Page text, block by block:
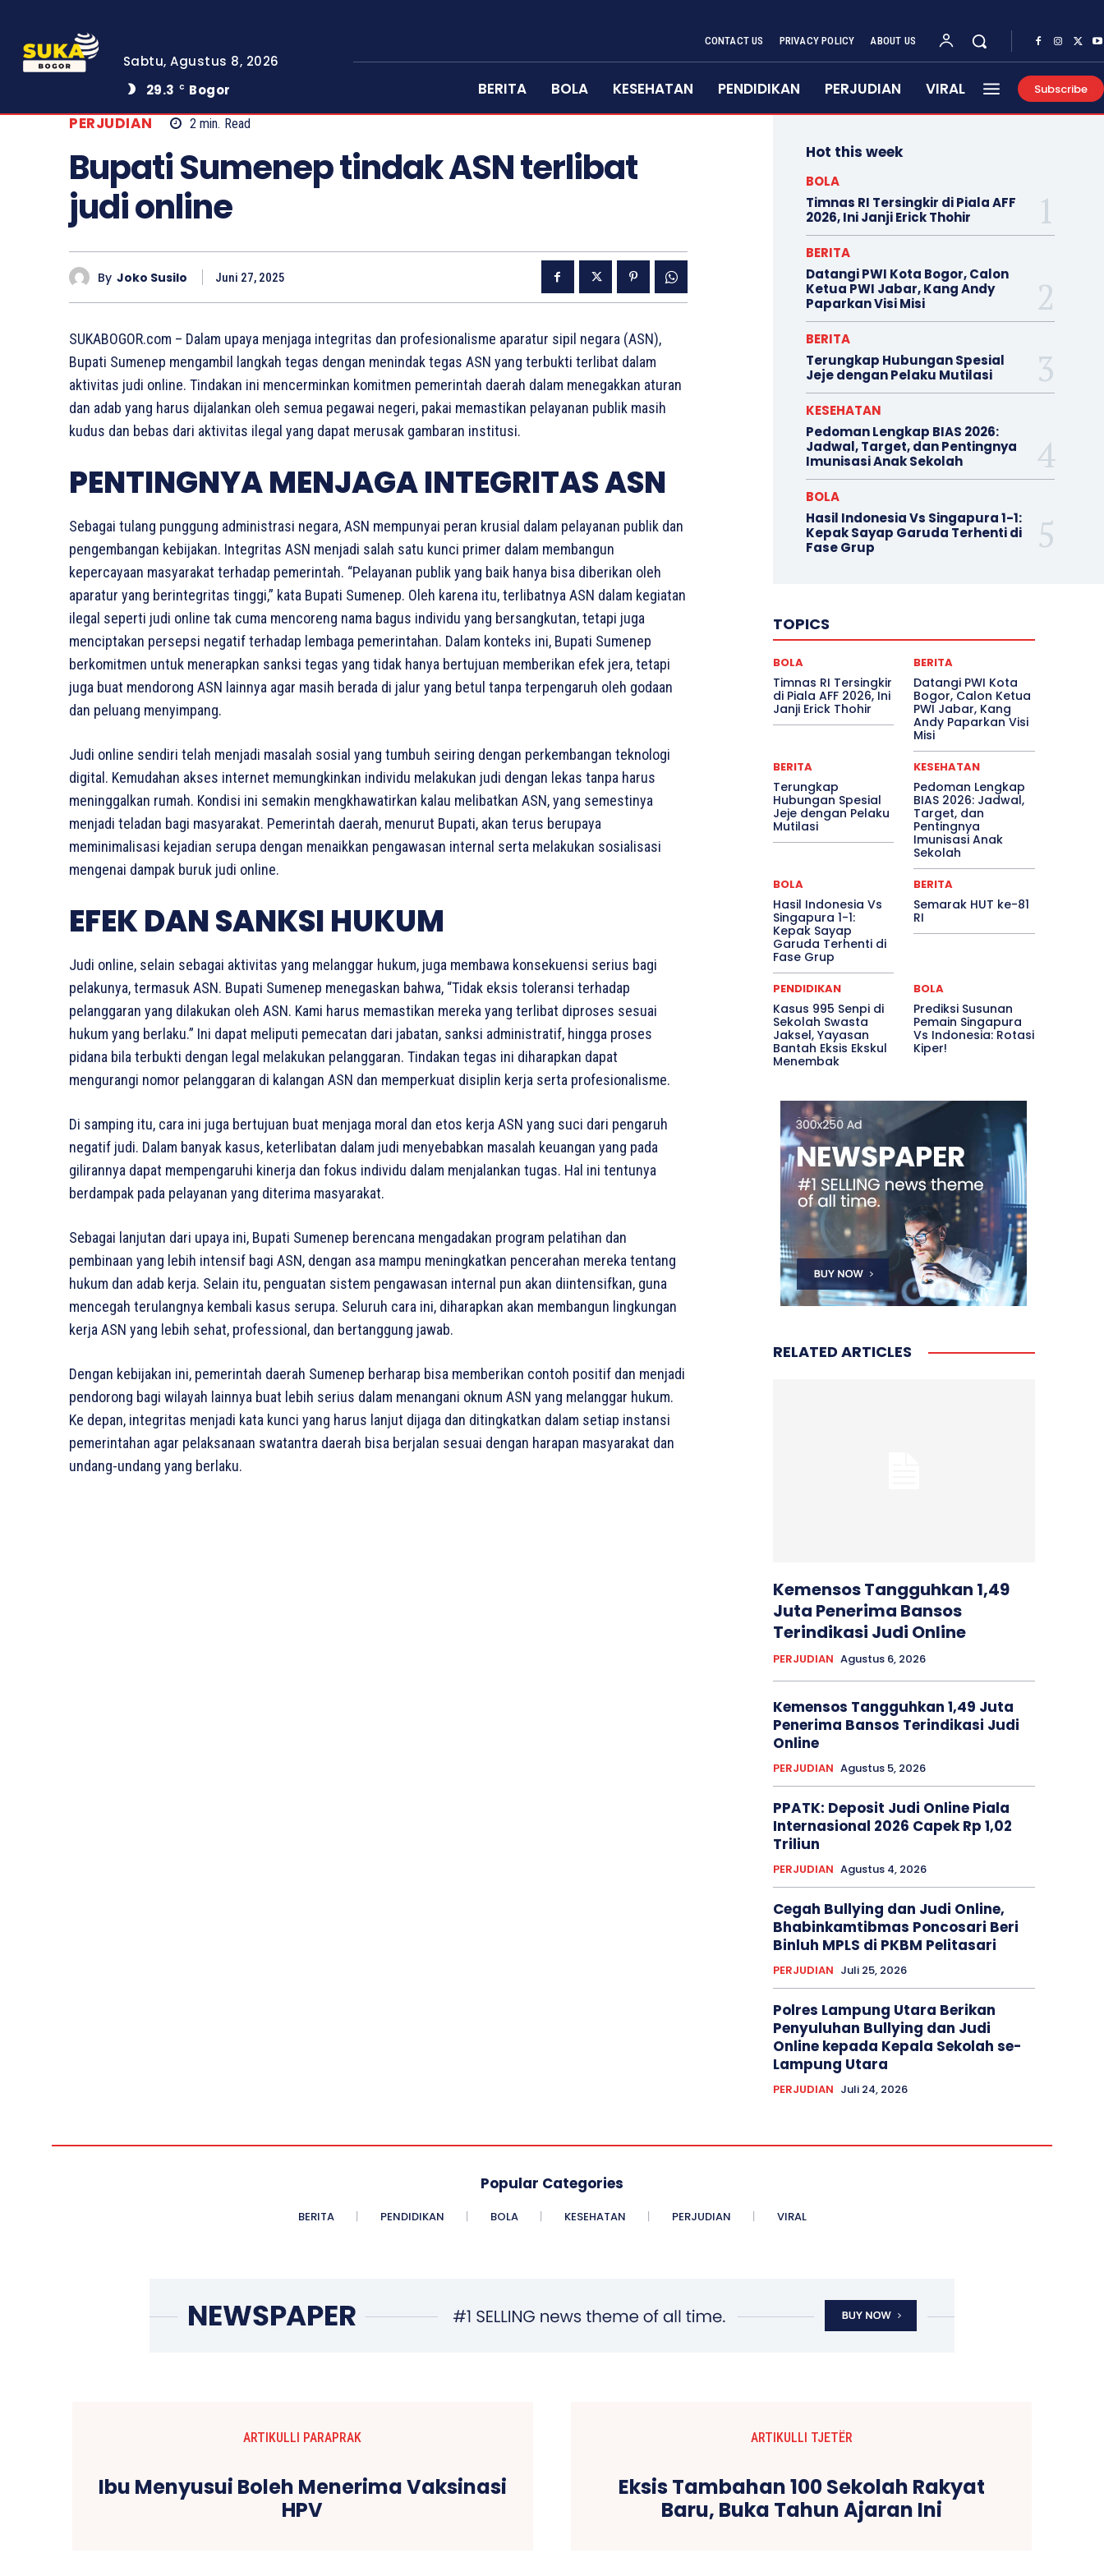
Sabtu, Agustus 8, 2026
29.3
C Bogor
CONTACT US PRIVACY POLICY ABOUT US
BERITA BOLA KESEHATAN PENDIDIKAN PERJUDIAN VIRAL Subscribe
PERJUDIAN 2 min. Read
Bupati Sumenep tindak ASN terlibat
judi online
By Joko Susilo Juni 27, 2025
SUKABOGOR.com – Dalam upaya menjaga integritas dan profesionalisme aparatur sipil negara (ASN),
Bupati Sumenep mengambil langkah tegas dengan menindak tegas ASN yang terbukti terlibat dalam
aktivitas judi online. Tindakan ini mencerminkan komitmen pemerintah daerah dalam menegakkan aturan
dan adab yang harus dijalankan oleh semua pegawai negeri, pakai memastikan pelayanan publik masih
kudus dan bebas dari aktivitas ilegal yang dapat merusak gambaran institusi.
PENTINGNYA MENJAGA INTEGRITAS ASN
Sebagai tulang punggung administrasi negara, ASN mempunyai peran krusial dalam pelayanan publik dan
pengembangan kebijakan. Integritas ASN menjadi salah satu kunci primer dalam membangun
kepercayaan masyarakat terhadap pemerintah. “Pelayanan publik yang baik hanya bisa diberikan oleh
aparatur yang berintegritas tinggi,” kata Bupati Sumenep. Oleh karena itu, terlibatnya ASN dalam kegiatan
ilegal seperti judi online tak cuma mencoreng nama bagus individu yang bersangkutan, tetapi juga
menciptakan persepsi negatif terhadap lembaga pemerintahan. Dalam konteks ini, Bupati Sumenep
berkomitmen untuk menerapkan sanksi tegas yang tidak hanya bertujuan memberikan efek jera, tetapi
juga buat mendorong ASN lainnya agar masih berada di jalur yang betul tanpa terpengaruh oleh godaan
dan peluang menyimpang.
Judi online sendiri telah menjadi masalah sosial yang tumbuh seiring dengan perkembangan teknologi
digital. Kemudahan akses internet memungkinkan individu melakukan judi dengan lekas tanpa harus
meninggalkan rumah. Kondisi ini semakin mengkhawatirkan kalau melibatkan ASN, yang semestinya
menjadi teladan bagi masyarakat. Pemerintah daerah, menurut Bupati, akan terus berupaya
meminimalisasi kejadian serupa dengan menaikkan pengawasan internal serta melakukan sosialisasi
mengenai dampak buruk judi online.
EFEK DAN SANKSI HUKUM
Judi online, selain sebagai aktivitas yang melanggar hukum, juga membawa konsekuensi serius bagi
pelakunya, termasuk ASN. Bupati Sumenep menegaskan bahwa, “Tidak eksis toleransi terhadap
pelanggaran yang dilakukan oleh ASN. Kami harus memastikan mereka yang terlibat diproses sesuai
hukum yang berlaku.” Ini dapat meliputi pemecatan dari jabatan, sanksi administratif, hingga proses
pidana bila terbukti dengan legal melakukan pelanggaran. Tindakan tegas ini diharapkan dapat
mengurangi nomor pelanggaran di kalangan ASN dan memperkuat disiplin kerja serta profesionalisme.
Di samping itu, cara ini juga bertujuan buat menjaga moral dan etos kerja ASN yang suci dari pengaruh
negatif judi. Dalam banyak kasus, keterlibatan dalam judi menyebabkan masalah keuangan yang pada
gilirannya dapat mempengaruhi kinerja dan fokus individu dalam menjalankan tugas. Hal ini tentunya
berdampak pada pelayanan yang diterima masyarakat.
Sebagai lanjutan dari upaya ini, Bupati Sumenep berencana mengadakan program pelatihan dan
pembinaan yang lebih intensif bagi ASN, dengan asa mampu meningkatkan pencerahan mereka tentang
hukum dan adab kerja. Selain itu, penguatan sistem pengawasan internal pun akan diintensifkan, guna
mencegah terulangnya kembali kasus serupa. Seluruh cara ini, diharapkan akan membangun lingkungan
kerja ASN yang lebih sehat, professional, dan bertanggung jawab.
Dengan kebijakan ini, pemerintah daerah Sumenep berharap bisa memberikan contoh positif dan menjadi
pendorong bagi wilayah lainnya buat lebih serius dalam menangani oknum ASN yang melanggar hukum.
Ke depan, integritas menjadi kata kunci yang harus lanjut dijaga dan ditingkatkan dalam setiap instansi
pemerintahan agar pelaksanaan swatantra daerah bisa berjalan sesuai dengan harapan masyarakat dan
undang-undang yang berlaku.
Hot this week
BOLA
Timnas RI Tersingkir di Piala AFF
2026, Ini Janji Erick Thohir
BERITA
Datangi PWI Kota Bogor, Calon
Ketua PWI Jabar, Kang Andy
Paparkan Visi Misi
BERITA
Terungkap Hubungan Spesial
Jeje dengan Pelaku Mutilasi
KESEHATAN
Pedoman Lengkap BIAS 2026:
Jadwal, Target, dan Pentingnya
Imunisasi Anak Sekolah
BOLA
Hasil Indonesia Vs Singapura 1-1:
Kepak Sayap Garuda Terhenti di
Fase Grup
TOPICS
BOLA
Timnas RI Tersingkir
di Piala AFF 2026, Ini
Janji Erick Thohir
BERITA
Datangi PWI Kota
Bogor, Calon Ketua
PWI Jabar, Kang
Andy Paparkan Visi
Misi
BERITA
Terungkap
Hubungan Spesial
Jeje dengan Pelaku
Mutilasi
KESEHATAN
Pedoman Lengkap
BIAS 2026: Jadwal,
Target, dan
Pentingnya
Imunisasi Anak
Sekolah
BOLA
Hasil Indonesia Vs
Singapura 1-1:
Kepak Sayap
Garuda Terhenti di
Fase Grup
BERITA
Semarak HUT ke-81
RI
PENDIDIKAN
Kasus 995 Senpi di
Sekolah Swasta
Jaksel, Yayasan
Bantah Eksis Ekskul
Menembak
BOLA
Prediksi Susunan
Pemain Singapura
Vs Indonesia: Rotasi
Kiper!
RELATED ARTICLES
Kemensos Tangguhkan 1,49
Juta Penerima Bansos
Terindikasi Judi Online
PERJUDIAN Agustus 6, 2026
Kemensos Tangguhkan 1,49 Juta
Penerima Bansos Terindikasi Judi
Online
PERJUDIAN Agustus 5, 2026
PPATK: Deposit Judi Online Piala
Internasional 2026 Capek Rp 1,02
Triliun
PERJUDIAN Agustus 4, 2026
Cegah Bullying dan Judi Online,
Bhabinkamtibmas Poncosari Beri
Binluh MPLS di PKBM Pelitasari
PERJUDIAN Juli 25, 2026
Polres Lampung Utara Berikan
Penyuluhan Bullying dan Judi
Online kepada Kepala Sekolah se-
Lampung Utara
PERJUDIAN Juli 24, 2026
Popular Categories
BERITA PENDIDIKAN BOLA KESEHATAN PERJUDIAN VIRAL
ARTIKULLI PARAPRAK
Ibu Menyusui Boleh Menerima Vaksinasi
HPV
ARTIKULLI TJETËR
Eksis Tambahan 100 Sekolah Rakyat
Baru, Buka Tahun Ajaran Ini